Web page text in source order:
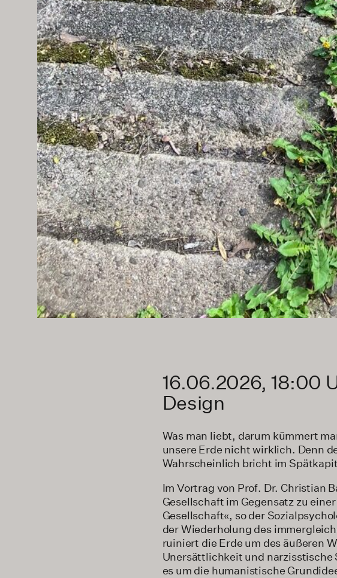
16.06.2026, 18:00
Design
Was man liebt, darum kümmert
unsere Erde nicht wirklich. Denn
Wahrscheinlich bricht im
Im Vortrag von Prof. Dr. Christian
Gesellschaft im Gegensatz zu
Gesellschaft«, so der
der Wiederholung des
ruiniert die Erde um des äußeren
Unersättlichkeit und
es um die humanistische